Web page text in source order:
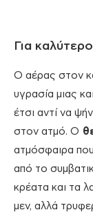
Για
Ο αέρας στον
υγρασία μιας
έτσι αντί να
στον ατμό. Ο
ατμόσφαιρα
από το
κρέατα και τα
μεν, αλλά